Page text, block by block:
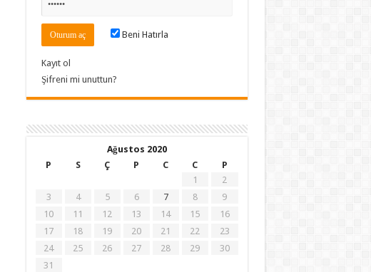
Beni Hatırla
Kayıt ol
Şifreni mi unuttun?
Ağustos 2020
P
S Ç P C C
P
1
2
3
4 5 6 7 8
9
10
11 12 13 14 15
16
17
18 19 20 21 22
23
24
25 26 27 28 29
30
31